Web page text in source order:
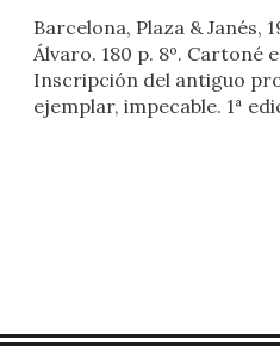
Barcelona, Plaza & Janés,
Álvaro. 180 p. 8º. Cartoné
Inscripción del antiguo
ejemplar, impecable. 1ª